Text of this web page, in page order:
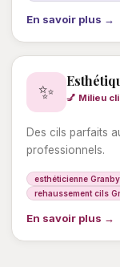
En savoir plus →
✨ 💅 Milieu
Des cils parfaits
professionnels.
esthéticienne Granby
rehaussement cils
En savoir plus →